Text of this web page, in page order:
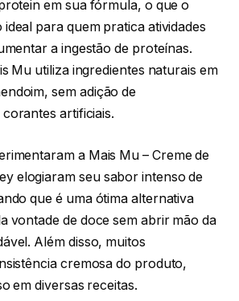
em sua fórmula, o que o
para quem pratica atividades
a ingestão de proteínas.
Mu utiliza ingredientes naturais em
sem adição de
artificiais.
a Mais Mu – Creme de
elogiaram seu sabor intenso de
que é uma ótima alternativa
vontade de doce sem abrir mão da
Além disso, muitos
cremosa do produto,
em diversas receitas.